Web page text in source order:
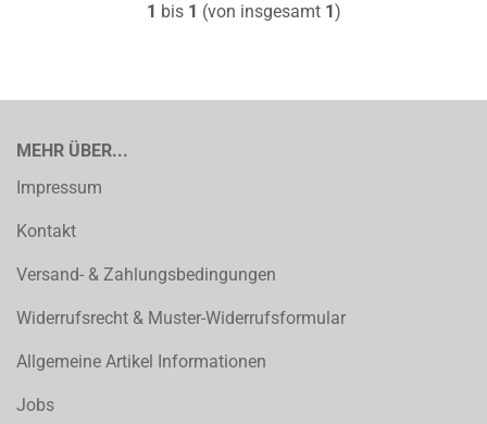
1 bis 1 (von insgesamt 1)
MEHR ÜBER...
Impressum
Kontakt
Versand- & Zahlungsbedingungen
Widerrufsrecht & Muster-Widerrufsformular
Allgemeine Artikel Informationen
Jobs